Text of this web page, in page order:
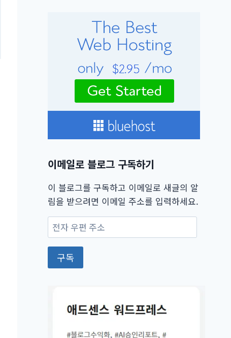
이메일로 블로그 구독하기
이 블로그를 구독하고 이메일로 새글의 알
림을 받으려면 이메일 주소를 입력하세요.
전
자
우
구독